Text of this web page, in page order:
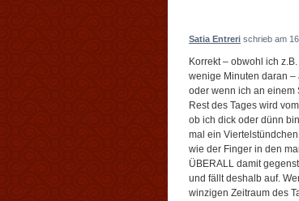
Satia Entreri schrieb am
Korrekt – obwohl ich
wenige Minuten daran –
oder wenn ich an einem
Rest des Tages wird
ob ich dick oder dünn
mal ein
wie der Finger in den
ÜBERALL damit
und fällt deshalb auf.
winzigen Zeitraum des